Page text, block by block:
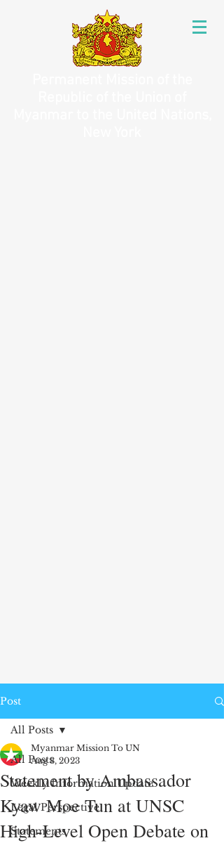
Post
All Posts
Weekly Information Update
Legal Perspective
Statements
All Posts
Statement by Ambassador
Kyaw Moe Tun at UNSC
High-Level Open Debate on
Myanmar Mission To UN
Aug 3, 2023